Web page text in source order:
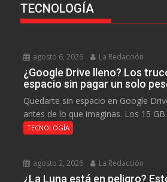
TECNOLOGÍA
agosto 6, 2026 La Redacción
¿Google Drive lleno? Los
espacio sin pagar un solo
Quedarte sin espacio en Google
antes de lo que imaginas. Los 15
TECNOLOGÍA
agosto 2, 2026 La Redacción
¿La Luna está en peligro?